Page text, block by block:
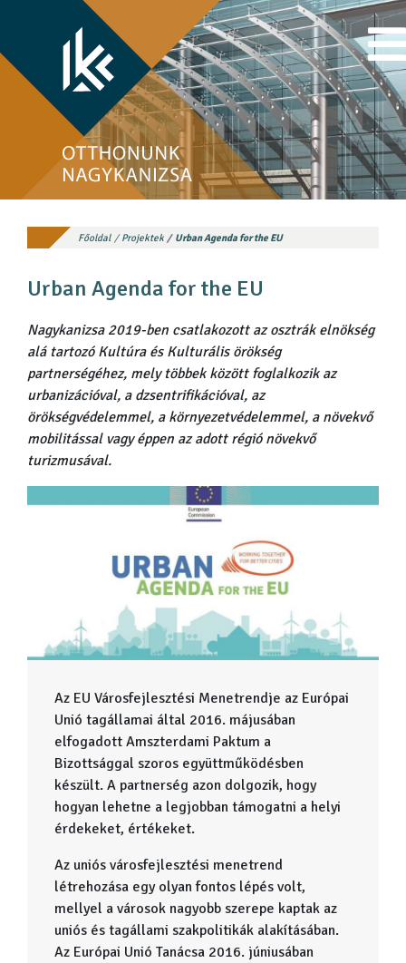
Főoldal Projektek Urban Agenda for the EU
Urban Agenda for the EU
Nagykanizsa 2019-ben csatlakozott az osztrák elnökség
alá tartozó Kultúra és Kulturális örökség
partnerségéhez, mely többek között foglalkozik az
urbanizációval, a dzsentrifikációval, az
örökségvédelemmel, a környezetvédelemmel, a növekvő
mobilitással vagy éppen az adott régió növekvő
turizmusával.
Az EU Városfejlesztési Menetrendje az Európai
Unió tagállamai által 2016. májusában
elfogadott Amszterdami Paktum a
Bizottsággal szoros együttműködésben
készült. A partnerség azon dolgozik, hogy
hogyan lehetne a legjobban támogatni a helyi
érdekeket, értékeket.
Az uniós városfejlesztési menetrend
létrehozása egy olyan fontos lépés volt,
mellyel a városok nagyobb szerepe kaptak az
uniós és tagállami szakpolitikák alakításában.
Az Európai Unió Tanácsa 2016. júniusában